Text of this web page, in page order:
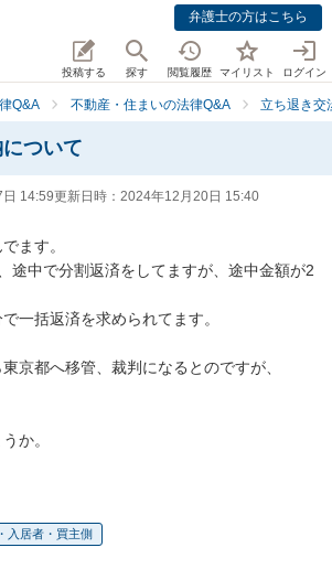
弁護士の方はこちら
投稿する 探す 閲覧履歴 マイリスト ログイン
Q&A 不動産・住まいの法律Q&A 立ち退き交
ついて
14:59更新日時： 2024年12月20日 15:40
ます。
途中で分割返済をしてますが、途中金額が2
一括返済を求められてます。
京都へ移管、裁判になるとのですが、
か。
入居者・買主側